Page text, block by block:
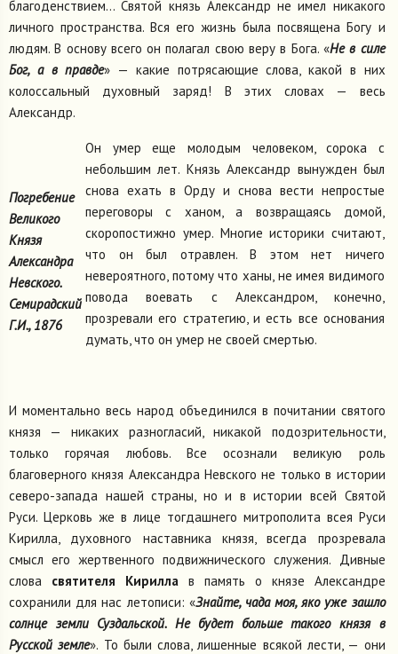
благоденствием... Святой князь Александр не имел никакого
личного пространства. Вся его жизнь была посвящена Богу и
людям. В основу всего он полагал свою веру в Бога. «Не в силе
Бог, а в правде» — какие потрясающие слова, какой в них
колоссальный духовный заряд! В этих словах — весь
Александр.
Погребение
Великого
Князя
Александра
Невского.
Семирадский
Г.И., 1876
Он умер еще молодым человеком, сорока с
небольшим лет. Князь Александр вынужден был
снова ехать в Орду и снова вести непростые
переговоры с ханом, а возвращаясь домой,
скоропостижно умер. Многие историки считают,
что он был отравлен. В этом нет ничего
невероятного, потому что ханы, не имея видимого
повода воевать с Александром, конечно,
прозревали его стратегию, и есть все основания
думать, что он умер не своей смертью.
И моментально весь народ объединился в почитании святого
князя — никаких разногласий, никакой подозрительности,
только горячая любовь. Все осознали великую роль
благоверного князя Александра Невского не только в истории
северо-запада нашей страны, но и в истории всей Святой
Руси. Церковь же в лице тогдашнего митрополита всея Руси
Кирилла, духовного наставника князя, всегда прозревала
смысл его жертвенного подвижнического служения. Дивные
слова святителя Кириллав память о князе Александре
сохранили для нас летописи: «Знайте, чада моя, яко уже зашло
солнце земли Суздальской. Не будет больше такого князя в
Русской земле». То были слова, лишенные всякой лести, — они